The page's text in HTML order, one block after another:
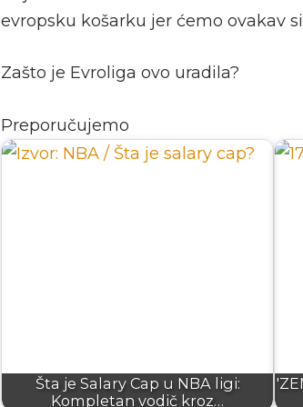
evropsku košarku jer ćemo ovakav
Zašto je Evroliga ovo uradila?
Preporučujemo
Šta je Salary Cap u NBA ligi:
Kompletan vodič kroz…